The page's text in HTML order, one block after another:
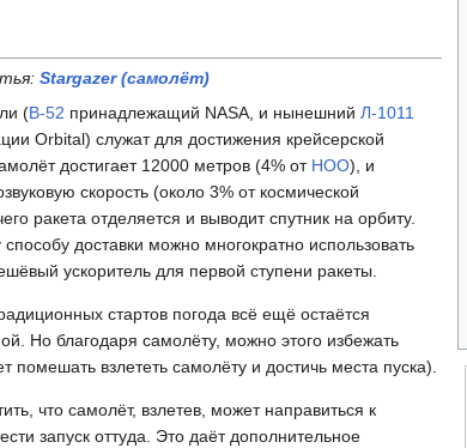
Stargazer (самолёт)
(B-52 принадлежащий NASA, и нынешний Л-1011
Orbital) служат для достижения крейсерской
достигает 12000 метров (4% от НОО), и
скорость (около 3% от космической
ракета отделяется и выводит спутник на орбиту.
доставки можно многократно использовать
ускоритель для первой ступени ракеты.
стартов погода всё ещё остаётся
Но благодаря самолёту, можно этого избежать
помешать взлететь самолёту и достичь места пуска).
что самолёт, взлетев, может направиться к
запуск оттуда. Это даёт дополнительное